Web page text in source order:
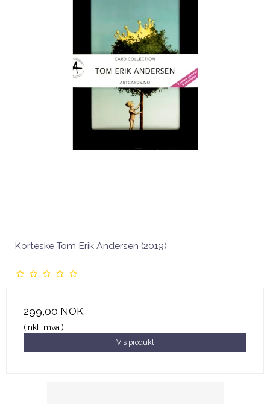
Korteske Tom Erik Andersen (2019)
299,00 NOK
(inkl. mva.)
Vis produkt